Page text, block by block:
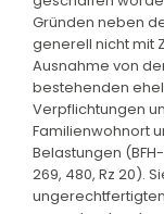
Gründen neben
generell nicht mit
Ausnahme von
bestehenden
Verpflichtungen
Familienwohnort
Belastungen (BFH-
269, 480, Rz 20).